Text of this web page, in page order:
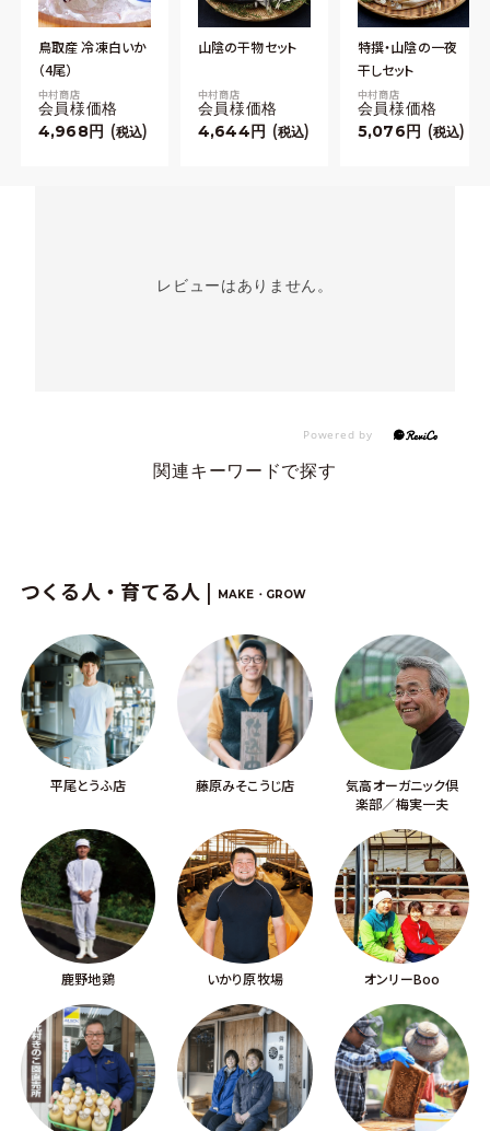
鳥取産 冷凍白いか
（4尾）
中村商店
会員様価格
4,968 税込
山陰の干物セット
中村商店
会員様価格
4,644 税込
特撰・山陰の一夜
干しセット
中村商店
会員様価格
5,076 税込
レビューはありません。
関連キーワードで探す
つくる人・育てる人 | MAKE・GROW
平尾とうふ店 藤原みそこうじ店
気高オーガニック倶
楽部／梅実一夫
鹿野地鶏 いかり原牧場 オンリーBoo